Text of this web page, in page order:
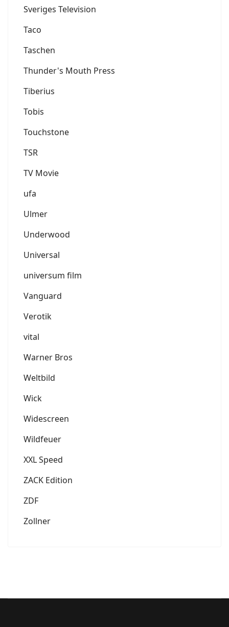
Sveriges Television
Taco
Taschen
Thunder's Mouth Press
Tiberius
Tobis
Touchstone
TSR
TV Movie
ufa
Ulmer
Underwood
Universal
universum film
Vanguard
Verotik
vital
Warner Bros
Weltbild
Wick
Widescreen
Wildfeuer
XXL Speed
ZACK Edition
ZDF
Zollner